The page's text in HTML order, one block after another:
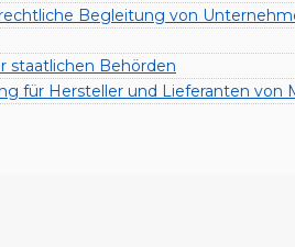
Begleitung von
staatlichen Behörden
für Hersteller und Lieferanten von